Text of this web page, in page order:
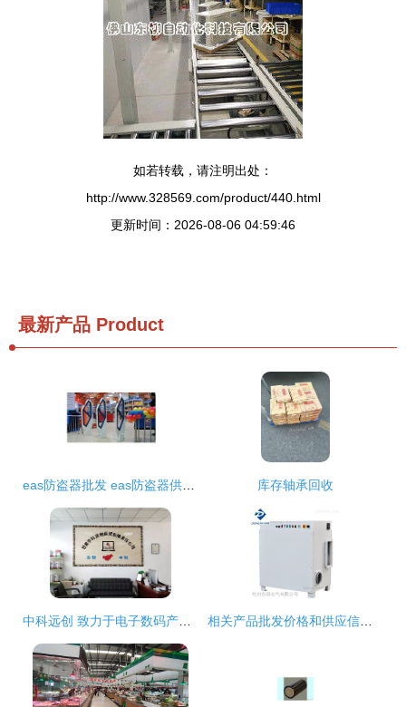
如若转载，请注明出处：
http://www.328569.com/product/440.html
更新时间：2026-08-06 04:59:46
最新产品 Product
库存轴承回收